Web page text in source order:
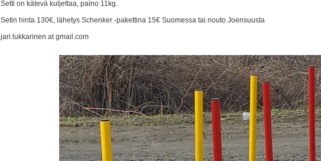
Setti on kätevä kuljettaa, paino 11kg.
Setin hinta 130€, lähetys Schenker -pakettina 15€ Suomessa tai nouto Joensuusta
jari.lukkarinen at gmail.com